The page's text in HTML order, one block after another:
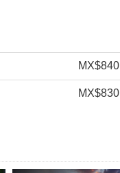
MX$840
MX$830